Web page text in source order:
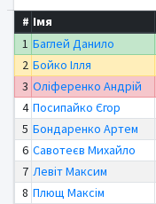
# Імя
1 Баглей Данило
2 Бойко Ілля
3 Оліференко Андрій
4 Посипайко Єгор
5 Бондаренко Артем
6 Савотеєв Михайло
7 Левіт Максим
8 Плющ Максім